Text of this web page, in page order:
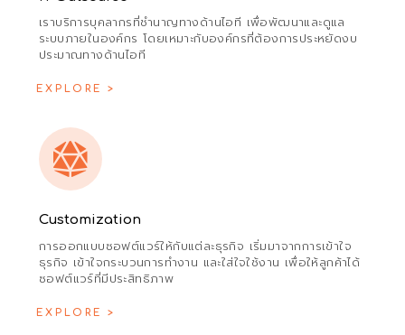
เราบริการบุคลากรที่ชำนาญทางด้านไอที เพื่อพัฒนาและดูแล
ระบบภายในองค์กร โดยเหมาะกับองค์กรที่ต้องการประหยัดงบ
ประมาณทางด้านไอที
EXPLORE >
Customization
การออกแบบซอฟต์แวร์ให้กับแต่ละธุรกิจ เริ่มมาจากการเข้าใจ
ธุรกิจ เข้าใจกระบวนการทำงาน และใส่ใจใช้งาน เพื่อให้ลูกค้าได้
ซอฟต์แวร์ที่มีประสิทธิภาพ
EXPLORE >